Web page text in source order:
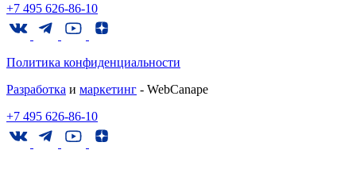
+7 495 626-86-10
Политика конфиденциальности
Разработка и маркетинг - WebCanape
+7 495 626-86-10